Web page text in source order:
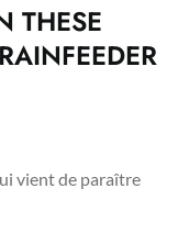
THESE
vient de paraître